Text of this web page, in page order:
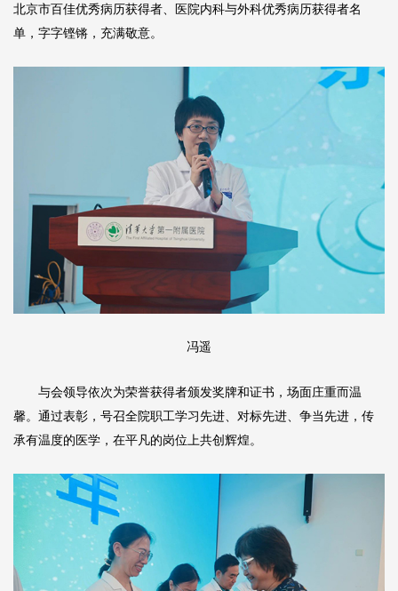
北京市百佳优秀病历获得者、医院内科与外科优秀病历获得者名
单，字字铿锵，充满敬意。
冯遥
与会领导依次为荣誉获得者颁发奖牌和证书，场面庄重而温
馨。通过表彰，号召全院职工学习先进、对标先进、争当先进，传
承有温度的医学，在平凡的岗位上共创辉煌。